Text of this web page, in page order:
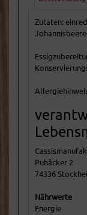
Zutaten:
Puhäcker 2
74336
Nährwerte
Energie